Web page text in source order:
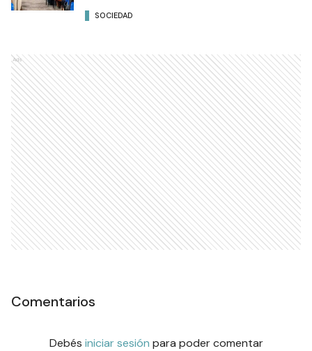
SOCIEDAD
Ads
Comentarios
Debés iniciar sesión para poder comentar